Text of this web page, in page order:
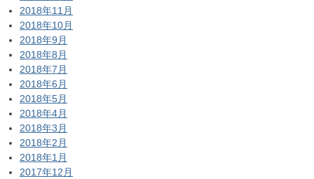
2018年11月
2018年10月
2018年9月
2018年8月
2018年7月
2018年6月
2018年5月
2018年4月
2018年3月
2018年2月
2018年1月
2017年12月